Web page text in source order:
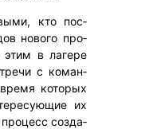
кто пос­
но­вого про­
в ла­гере
с ко­ман­
ко­торых
их
соз­да­